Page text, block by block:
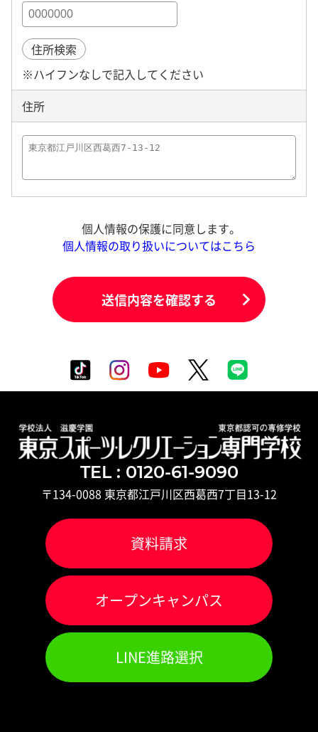
住所検索
※ハイフンなしで記入してください
住所
個人情報の保護に同意します。
個人情報の取り扱いについてはこちら
送信内容を確認する
TEL : 0120-61-9090
〒134-0088 東京都江戸川区西葛西7丁目13-12
資料請求
オープンキャンパス
LINE進路選択